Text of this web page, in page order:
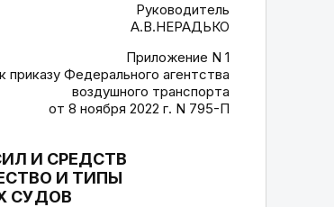
Руководитель
А.В.НЕРАДЬКО
Приложение N 1
к приказу Федерального агентства
воздушного транспорта
от 8 ноября 2022 г. N 795-П
И СРЕДСТВ
И ТИПЫ
СУДОВ